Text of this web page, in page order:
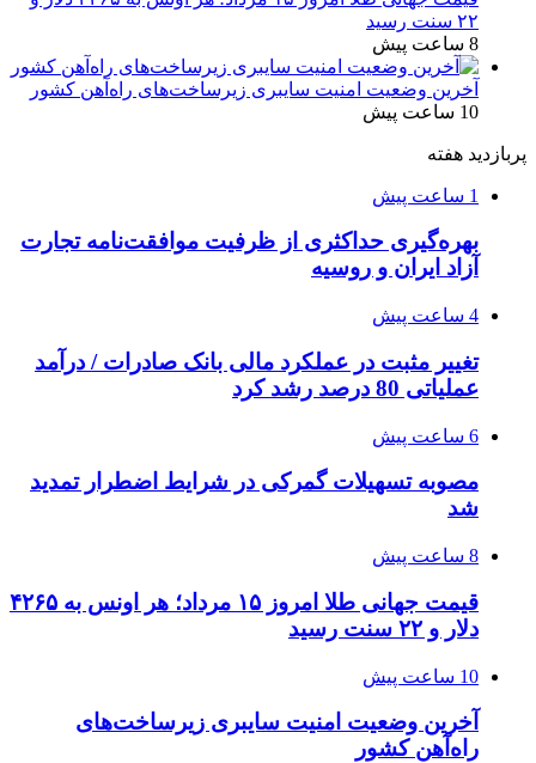
۲۲ سنت رسید
8 ساعت پیش
آخرین وضعیت امنیت سایبری زیرساخت‌های راه‌آهن کشور
10 ساعت پیش
پربازدید هفته
1 ساعت پیش
بهره‌گیری حداکثری از ظرفیت موافقت‌نامه تجارت
آزاد ایران و روسیه
4 ساعت پیش
تغییر مثبت در عملکرد مالی بانک صادرات / درآمد
عملیاتی 80 درصد رشد کرد
6 ساعت پیش
مصوبه تسهیلات گمرکی در شرایط اضطرار تمدید
شد
8 ساعت پیش
قیمت جهانی طلا امروز ۱۵ مرداد؛ هر اونس به ۴۲۶۵
دلار و ۲۲ سنت رسید
10 ساعت پیش
آخرین وضعیت امنیت سایبری زیرساخت‌های
راه‌آهن کشور